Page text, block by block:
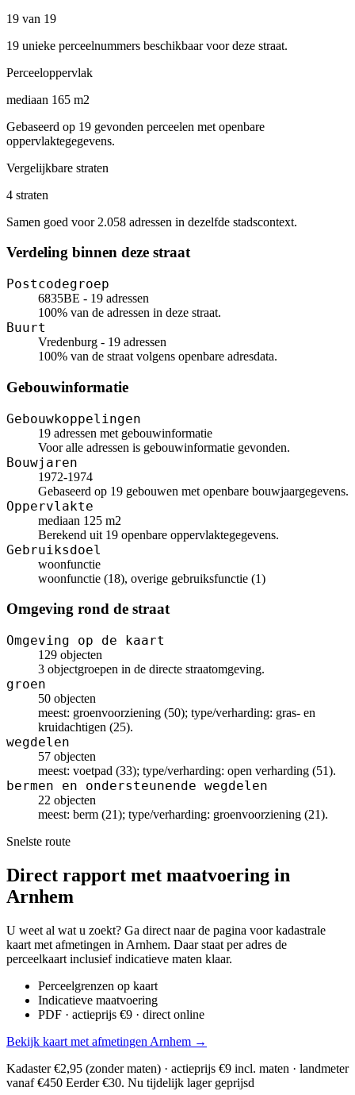
19 van 19
19 unieke perceelnummers beschikbaar voor deze straat.
Perceeloppervlak
mediaan 165 m2
Gebaseerd op 19 gevonden perceelen met openbare
oppervlaktegegevens.
Vergelijkbare straten
4 straten
Samen goed voor 2.058 adressen in dezelfde stadscontext.
Verdeling binnen deze straat
Postcodegroep
6835BE - 19 adressen
100% van de adressen in deze straat.
Buurt
Vredenburg - 19 adressen
100% van de straat volgens openbare adresdata.
Gebouwinformatie
Gebouwkoppelingen
19 adressen met gebouwinformatie
Voor alle adressen is gebouwinformatie gevonden.
Bouwjaren
1972-1974
Gebaseerd op 19 gebouwen met openbare bouwjaargegevens.
Oppervlakte
mediaan 125 m2
Berekend uit 19 openbare oppervlaktegegevens.
Gebruiksdoel
woonfunctie
woonfunctie (18), overige gebruiksfunctie (1)
Omgeving rond de straat
Omgeving op de kaart
129 objecten
3 objectgroepen in de directe straatomgeving.
groen
50 objecten
meest: groenvoorziening (50); type/verharding: gras- en
kruidachtigen (25).
wegdelen
57 objecten
meest: voetpad (33); type/verharding: open verharding (51).
bermen en ondersteunende wegdelen
22 objecten
meest: berm (21); type/verharding: groenvoorziening (21).
Snelste route
Direct rapport met maatvoering in
Arnhem
U weet al wat u zoekt? Ga direct naar de pagina voor kadastrale
kaart met afmetingen in Arnhem. Daar staat per adres de
perceelkaart inclusief indicatieve maten klaar.
Perceelgrenzen op kaart
Indicatieve maatvoering
PDF · actieprijs €9 · direct online
Bekijk kaart met afmetingen Arnhem →
Kadaster €2,95 (zonder maten) · actieprijs €9 incl. maten · landmeter
vanaf €450 Eerder €30. Nu tijdelijk lager geprijsd